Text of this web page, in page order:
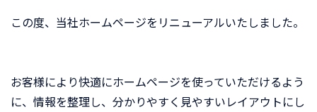
この度、当社ホームページをリニューアルいたしました。
お客様により快適にホームページを使っていただけるよう
に、情報を整理し、分かりやすく見やすいレイアウトにし